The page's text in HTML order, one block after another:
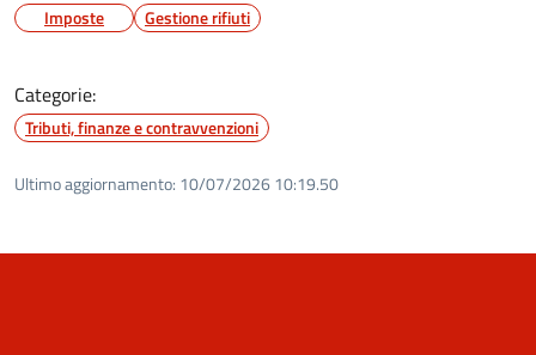
Imposte Gestione rifiuti
Categorie:
Tributi, finanze e contravvenzioni
Ultimo aggiornamento: 10/07/2026 10:19.50